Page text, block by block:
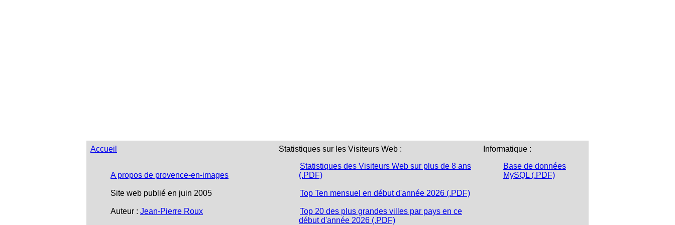
Accueil
A propos de provence-en-images
Site web publié en juin 2005
Auteur : Jean-Pierre Roux
Statistiques sur les Visiteurs Web :
Statistiques des Visiteurs Web sur plus de 8 ans
(.PDF)
Top Ten mensuel en début d'année 2026 (.PDF)
Top 20 des plus grandes villes par pays en ce
début d'année 2026 (.PDF)
Informatique :
Base de données
MySQL (.PDF)